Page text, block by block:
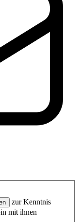
zur Kenntnis
mit ihnen